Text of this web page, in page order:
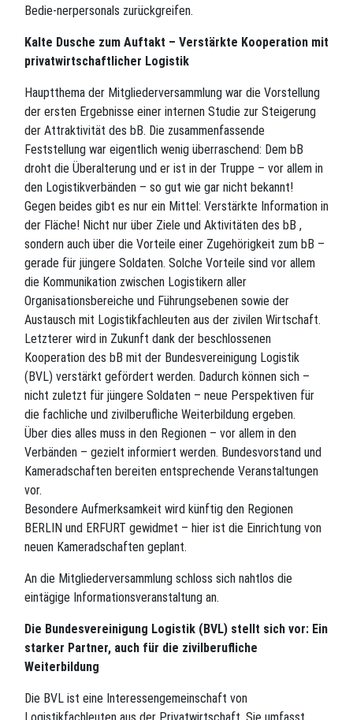
Bedie-nerpersonals zurückgreifen.
Kalte Dusche zum Auftakt – Verstärkte Kooperation mit
privatwirtschaftlicher Logistik
Hauptthema der Mitgliederversammlung war die Vorstellung
der ersten Ergebnisse einer internen Studie zur Steigerung
der Attraktivität des bB. Die zusammenfassende
Feststellung war eigentlich wenig überraschend: Dem bB
droht die Überalterung und er ist in der Truppe – vor allem in
den Logistikverbänden – so gut wie gar nicht bekannt!
Gegen beides gibt es nur ein Mittel: Verstärkte Information in
der Fläche! Nicht nur über Ziele und Aktivitäten des bB ,
sondern auch über die Vorteile einer Zugehörigkeit zum bB –
gerade für jüngere Soldaten. Solche Vorteile sind vor allem
die Kommunikation zwischen Logistikern aller
Organisationsbereiche und Führungsebenen sowie der
Austausch mit Logistikfachleuten aus der zivilen Wirtschaft.
Letzterer wird in Zukunft dank der beschlossenen
Kooperation des bB mit der Bundesvereinigung Logistik
(BVL) verstärkt gefördert werden. Dadurch können sich –
nicht zuletzt für jüngere Soldaten – neue Perspektiven für
die fachliche und zivilberufliche Weiterbildung ergeben.
Über dies alles muss in den Regionen – vor allem in den
Verbänden – gezielt informiert werden. Bundesvorstand und
Kameradschaften bereiten entsprechende Veranstaltungen
vor.
Besondere Aufmerksamkeit wird künftig den Regionen
BERLIN und ERFURT gewidmet – hier ist die Einrichtung von
neuen Kameradschaften geplant.
An die Mitgliederversammlung schloss sich nahtlos die
eintägige Informationsveranstaltung an.
Die Bundesvereinigung Logistik (BVL) stellt sich vor: Ein
starker Partner, auch für die zivilberufliche
Weiterbildung
Die BVL ist eine Interessengemeinschaft von